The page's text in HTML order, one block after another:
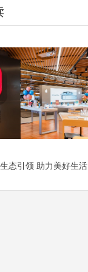
态引领 助力美好生活